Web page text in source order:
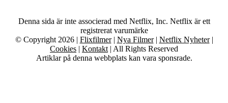
Denna sida är inte associerad med Netflix, Inc. Netflix är ett
registrerat varumärke
© Copyright 2026 | Flixfilmer| Nya Filmer| Netflix Nyheter|
Cookies | Kontakt | All Rights Reserved
Artiklar på denna webbplats kan vara sponsrade.